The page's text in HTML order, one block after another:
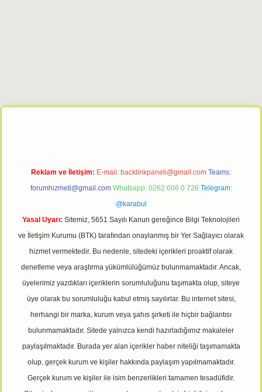
adresitulipbett.net
Reklam ve İletişim: E-mail: backlinkpaneli@gmail.com Teams:
forumhizmeti@gmail.com Whatsapp: 0262 606 0 726 Telegram:
@karabul
Yasal Uyarı: Sitemiz, 5651 Sayılı Kanun gereğince Bilgi Teknolojileri
ve İletişim Kurumu (BTK) tarafından onaylanmış bir Yer Sağlayıcı olarak
hizmet vermektedir. Bu nedenle, sitedeki içerikleri proaktif olarak
denetleme veya araştırma yükümlülüğümüz bulunmamaktadır. Ancak,
üyelerimiz yazdıkları içeriklerin sorumluluğunu taşımakta olup, siteye
üye olarak bu sorumluluğu kabul etmiş sayılırlar. Bu internet sitesi,
herhangi bir marka, kurum veya şahıs şirketi ile hiçbir bağlantısı
bulunmamaktadır. Sitede yalnızca kendi hazırladığımız makaleler
paylaşılmaktadır. Burada yer alan içerikler haber niteliği taşımamakta
olup, gerçek kurum ve kişiler hakkında paylaşım yapılmamaktadır.
Gerçek kurum ve kişiler ile isim benzerlikleri tamamen tesadüfidir.